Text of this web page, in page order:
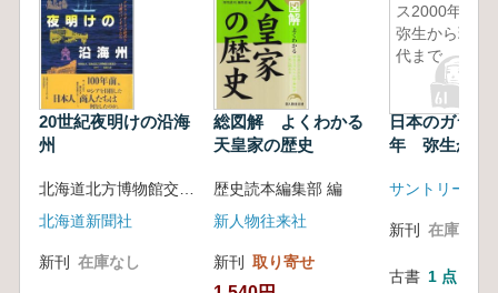
20世紀夜明けの沿海
州
北海道新聞社
新刊 在庫なし
総図解 よくわかる
天皇家の歴史
歴史読本編集部 編
新人物往来社
新刊 取り寄せ
ス2000年
弥生から現
代まで
日本のガラス
年 弥生から
サントリー美
新刊 在庫なし
古書 1 点